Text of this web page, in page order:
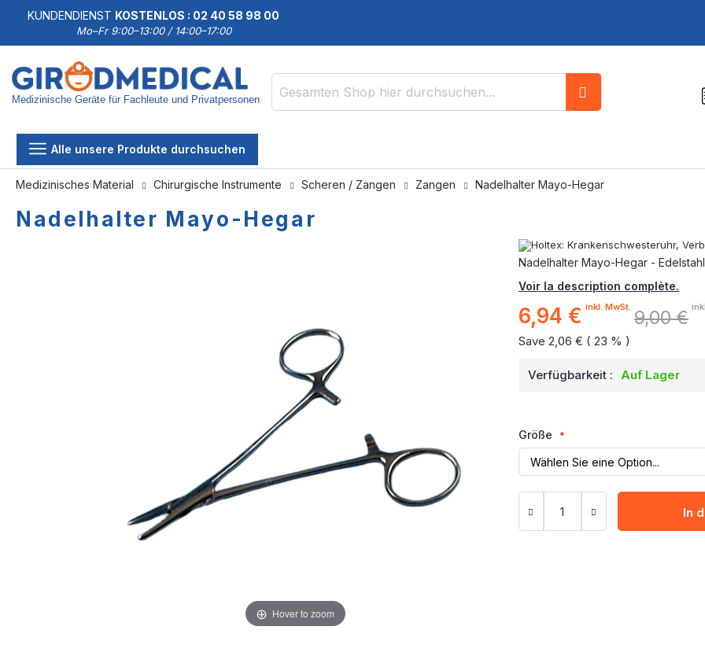
KUNDENDIENST KOSTENLOS : 02 40 58 98 00
Mo–Fr 9:00–13:00 / 14:00–17:00
Medizinische Geräte für Fachleute und Privatpersonen
Alle unsere Produkte durchsuchen
Medizinisches Material Chirurgische Instrumente Scheren / Zangen Zangen Nadelhalter Mayo-Hegar
Nadelhalter Mayo-Hegar
Nadelhalter Mayo-Hegar -
Voir la description complète.
Sonderpreis
6,94 € inkl. MwSt. 9,00 €
Save 2,06 € ( 23 % )
Verfügbarkeit : Auf Lager
Größe
In
Hover to zoom